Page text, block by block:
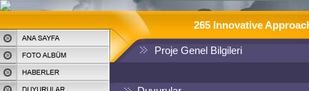
265 Innovative
Proje Genel Bilgileri